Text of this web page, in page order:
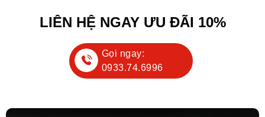
LIÊN HỆ NGAY ƯU ĐÃI 10%
Gọi ngay:
0933.74.6996